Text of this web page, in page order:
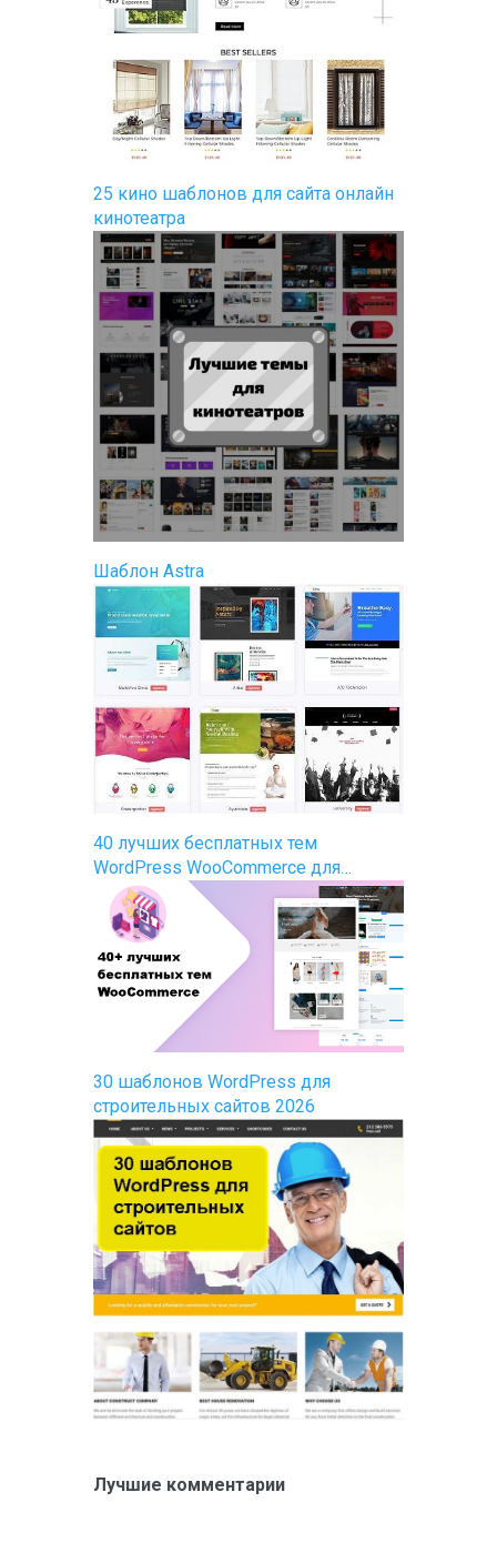
25 кино шаблонов для сайта онлайн
кинотеатра
Шаблон Astra
40 лучших бесплатных тем
WordPress WooCommerce для…
30 шаблонов WordPress для
строительных сайтов 2026
Лучшие комментарии